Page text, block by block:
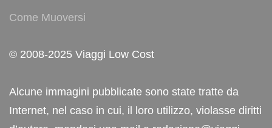
Come Muoversi
© 2008-2025 Viaggi Low Cost
Alcune immagini pubblicate sono state tratte da
Internet, nel caso in cui, il loro utilizzo, violasse diritti